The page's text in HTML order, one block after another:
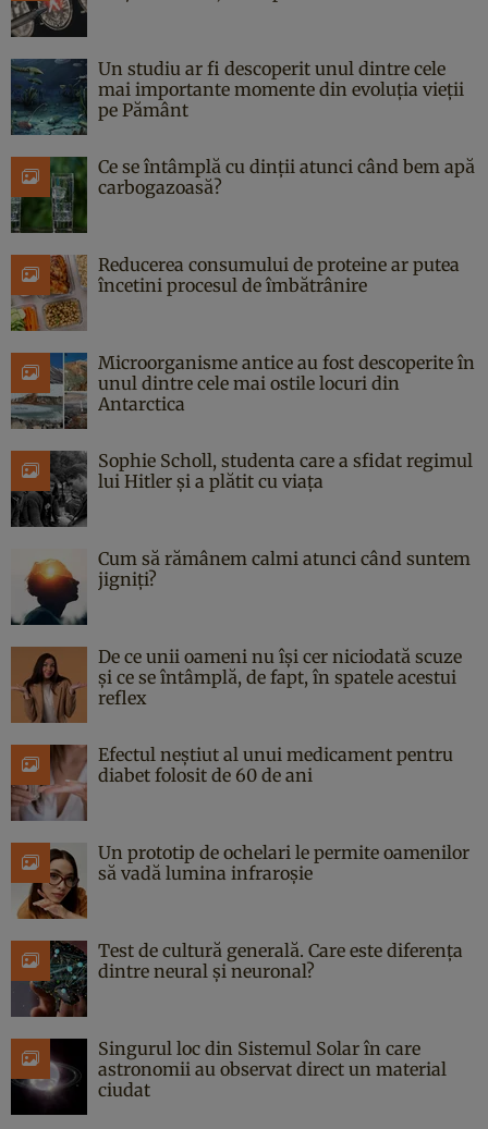
Un studiu ar fi descoperit unul dintre cele
mai importante momente din evoluția vieții
pe Pământ
Ce se întâmplă cu dinții atunci când bem apă
carbogazoasă?
Reducerea consumului de proteine ar putea
încetini procesul de îmbătrânire
Microorganisme antice au fost descoperite în
unul dintre cele mai ostile locuri din
Antarctica
Sophie Scholl, studenta care a sfidat regimul
lui Hitler și a plătit cu viața
Cum să rămânem calmi atunci când suntem
jigniți?
De ce unii oameni nu își cer niciodată scuze
și ce se întâmplă, de fapt, în spatele acestui
reflex
Efectul neștiut al unui medicament pentru
diabet folosit de 60 de ani
Un prototip de ochelari le permite oamenilor
să vadă lumina infraroșie
Test de cultură generală. Care este diferența
dintre neural și neuronal?
Singurul loc din Sistemul Solar în care
astronomii au observat direct un material
ciudat